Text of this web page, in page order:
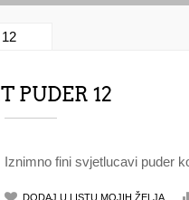
PUDER 12
Iznimno fini svjetlucavi puder